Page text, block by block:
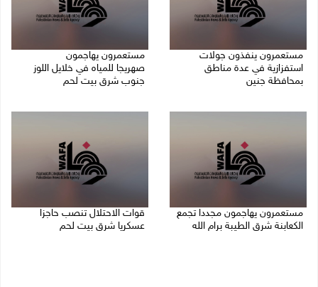
مستعمرون ينفذون جولات
استفزازية في عدة مناطق
بمحافظة جنين
مستعمرون يهاجمون
صهريجا للمياه في خلايل اللوز
جنوب شرق بيت لحم
مستعمرون يهاجمون مجددا تجمع
الكعابنة شرق الطيبة برام الله
قوات الاحتلال تنصب حاجزا
عسكريا شرق بيت لحم